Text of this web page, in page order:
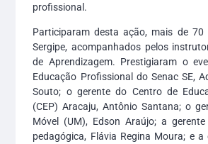
profissional.
Participaram desta ação, mais de 70
Sergipe, acompanhados pelos
de Aprendizagem. Prestigiaram o
Educação Profissional do Senac SE,
Souto; o gerente do Centro de
(CEP) Aracaju, Antônio Santana; o
Móvel (UM), Edson Araújo; a
pedagógica, Flávia Regina Moura; e